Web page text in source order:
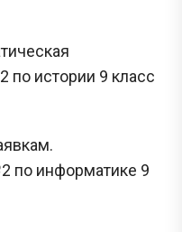
по истории 9 класс
по информатике 9